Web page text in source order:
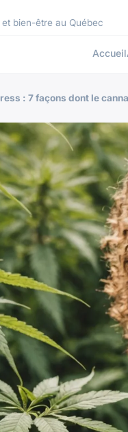
bien-être au Québec
Accueil
: 7 façons dont le